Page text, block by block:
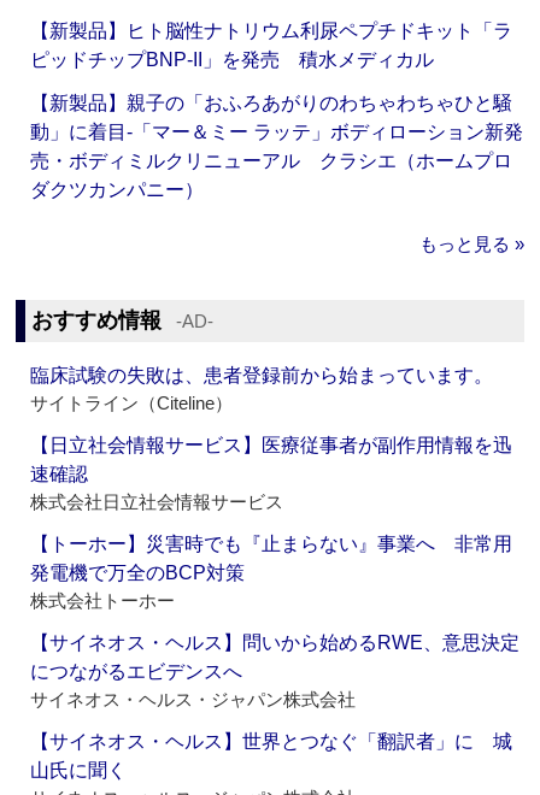
【新製品】ヒト脳性ナトリウム利尿ペプチドキット「ラ
ピッドチップBNP-II」を発売 積水メディカル
【新製品】親子の「おふろあがりのわちゃわちゃひと騒
動」に着目‐「マー＆ミー ラッテ」ボディローション新発
売・ボディミルクリニューアル クラシエ（ホームプロ
ダクツカンパニー）
もっと見る »
おすすめ情報 ‐AD‐
臨床試験の失敗は、患者登録前から始まっています。
サイトライン（Citeline）
【日立社会情報サービス】医療従事者が副作用情報を迅
速確認
株式会社日立社会情報サービス
【トーホー】災害時でも『止まらない』事業へ 非常用
発電機で万全のBCP対策
株式会社トーホー
【サイネオス・ヘルス】問いから始めるRWE、意思決定
につながるエビデンスへ
サイネオス・ヘルス・ジャパン株式会社
【サイネオス・ヘルス】世界とつなぐ「翻訳者」に 城
山氏に聞く